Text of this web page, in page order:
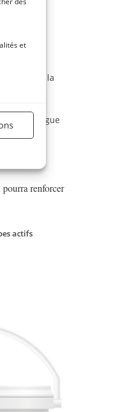
et
à la
seringue
renforcer
actifs